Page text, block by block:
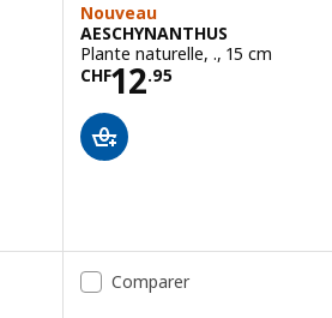
de 5 étoiles. Nombre total de
Nouveau
AESCHYNANTHUS
Plante naturelle, ., 15 cm
CHF12.95
Prix CHF 12.95
Comparer